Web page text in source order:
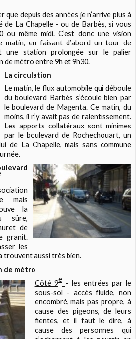
que depuis des années je n’arrive plus à
de La Chapelle - ou de Barbès, si vous
ou même midi. C’est donc une vision
matin, en faisant d’abord un tour de
une station prolongée sur le palier
de métro entre 9h et 9h30.
La circulation
Le matin, le flux automobile qui déboule
du boulevard Barbès s’écoule bien par
le boulevard de Magenta. Ce matin, du
moins, il n’y avait pas de ralentissement.
Les apports collatéraux sont minimes
par le boulevard de Rochechouart, un
de La Chapelle, mais sans commune
mais
la
sûre,
de
granit.
les
trouvent aussi très bien.
de métro
Côté 9e – les entrées par le
sous-sol – accès fluide, non
encombré, mais pas propre, à
cause des pigeons, de leurs
fientes, et il faut le dire, à
cause des personnes qui